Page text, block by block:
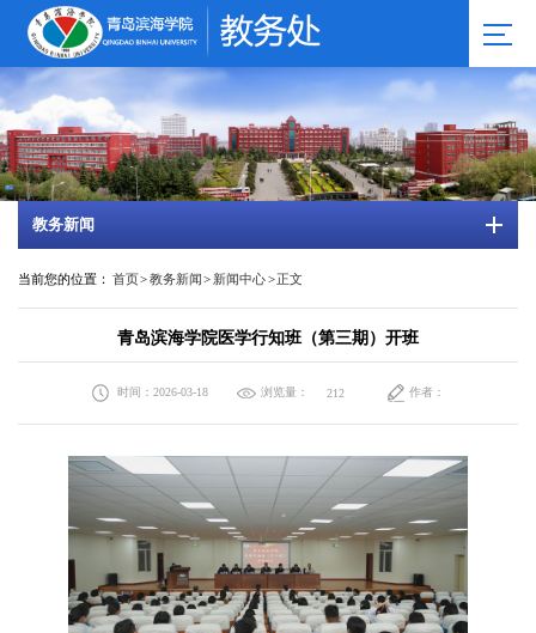
教务新闻
当前您的位置： 首页>教务新闻> 新闻中心>正文
青岛滨海学院医学行知班（第三期）开班
时间：2026-03-18 浏览量： 212 作者：